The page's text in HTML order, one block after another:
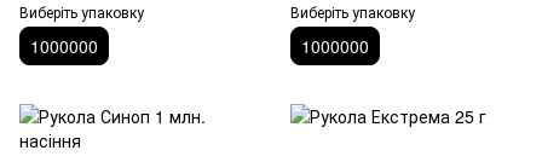
Виберіть упаковку
1000000
Виберіть упаковку
1000000